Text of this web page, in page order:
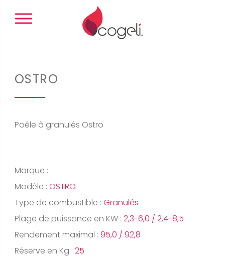
Panneau de gestion des cookies
OSTRO
Poêle à granulés Ostro
Marque :
Modèle : OSTRO
Type de combustible : Granulés
Plage de puissance en KW : 2,3-6,0 / 2,4-8,5
Rendement maximal : 95,0 / 92,8
Réserve en Kg : 25